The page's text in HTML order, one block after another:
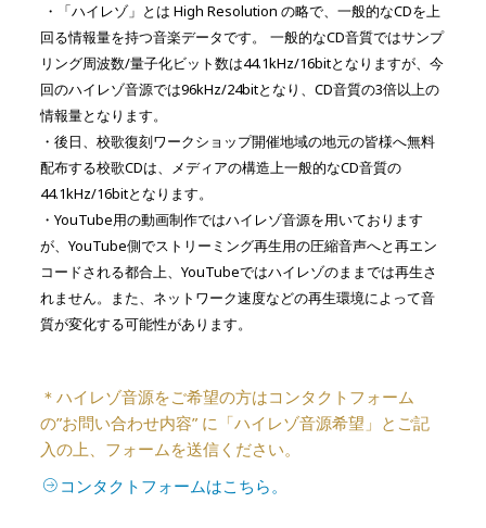
・「ハイレゾ」とは High Resolution の略で、一般的なCDを上
回る情報量を持つ音楽データです。
一般的なCD音質ではサンプ
リング周波数/量子化ビット数は44.1kHz/16bitとなりますが、今
回のハイレゾ音源では96kHz/24bitとなり、CD音質の3倍以上の
情報量となります。
・後日、校歌復刻ワークショップ開催地域の地元の皆様へ無料
配布する校歌CDは、 メディアの構造上一般的なCD音質の
44.1kHz/16bitとなります。
・YouTube用の動画制作ではハイレゾ音源を用いております
が、YouTube側でストリーミング再生用の圧縮音声へと再エン
コードされる都合上、YouTubeではハイレゾのままでは再生さ
れません。また、ネットワーク速度などの再生環境によって音
質が変化する可能性があります。
＊ハイレゾ音源をご希望の方はコンタクトフォーム
の”お問い合わせ内容” に「ハイレゾ音源希望」とご記
入の上、フォームを送信ください。
コンタクトフォームはこちら。